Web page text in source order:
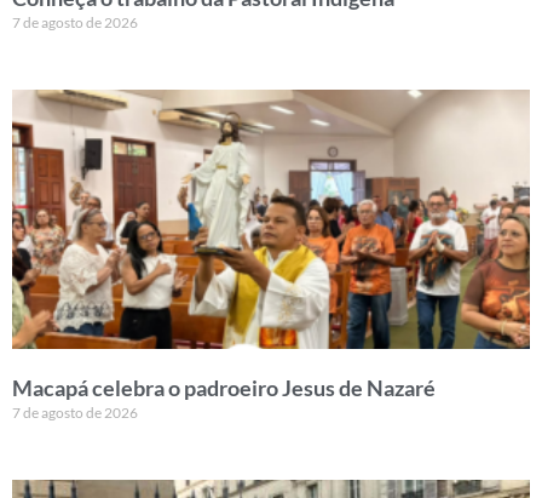
7 de agosto de 2026
Macapá celebra o padroeiro Jesus de Nazaré
7 de agosto de 2026